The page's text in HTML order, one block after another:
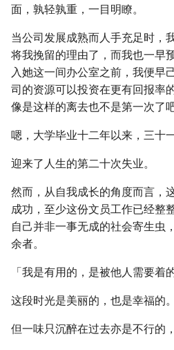
面，孰轻孰重，一目明瞭。
当公司发展成熟而人手充足时，
将我挽留的理由了，而我也一早
入她这一间办公室之前，我便早
司的资源可以投资在更有回报率
像是这样的离去也不是第一次了
嗯，大学毕业十二年以来，三十
迎来了人生的第二十次失业。
然而，从自我成长的角度而言，
成功，至少这份文员工作已经整
自己并非一事无成的社会寄生虫
余者。
「我是有用的，是被他人需要着
这段时光是美丽的，也是幸福的。
但一味只沉醉在过去亦是不行的